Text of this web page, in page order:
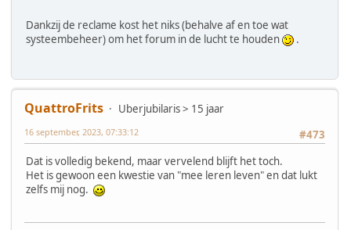
Dankzij de reclame kost het niks (behalve af en toe wat
systeembeheer) om het forum in de lucht te houden
.
QuattroFrits
Uberjubilaris > 15 jaar
#473
16 september, 2023, 07:33:12
Dat is volledig bekend, maar vervelend blijft het toch.
Het is gewoon een kwestie van "mee leren leven" en dat lukt
zelfs mij nog.